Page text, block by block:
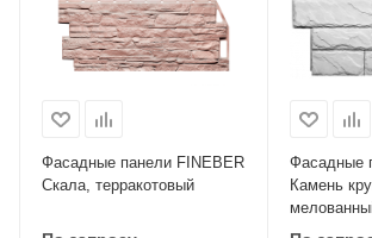
Фасадные панели FINEBER
Скала, терракотовый
Фасадные
Камень